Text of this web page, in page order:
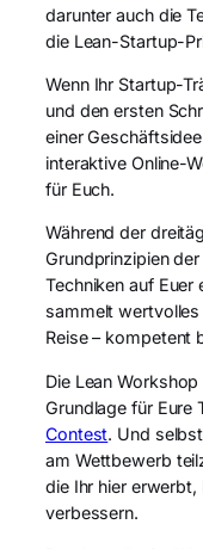
darunter auch die
die Lean-Startup-
Wenn Ihr Startup-
und den ersten
einer
interaktive Online-
für Euch.
Während der
Grundprinzipien
Techniken auf Euer
sammelt
Reise – kompetent
Die Lean
Grundlage für Eure
Contest. Und
am Wettbewerb
die Ihr hier erwerbt,
verbessern.